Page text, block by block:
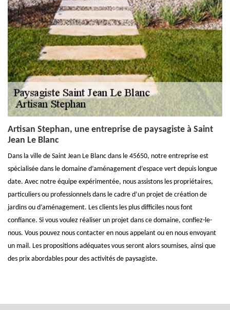
Artisan Stephan, une entreprise de paysagiste à Saint
Jean Le Blanc
Dans la ville de Saint Jean Le Blanc dans le 45650, notre entreprise est
spécialisée dans le domaine d’aménagement d’espace vert depuis longue
date. Avec notre équipe expérimentée, nous assistons les propriétaires,
particuliers ou professionnels dans le cadre d’un projet de création de
jardins ou d’aménagement. Les clients les plus difficiles nous font
confiance. Si vous voulez réaliser un projet dans ce domaine, confiez-le-
nous. Vous pouvez nous contacter en nous appelant ou en nous envoyant
un mail. Les propositions adéquates vous seront alors soumises, ainsi que
des prix abordables pour des activités de paysagiste.